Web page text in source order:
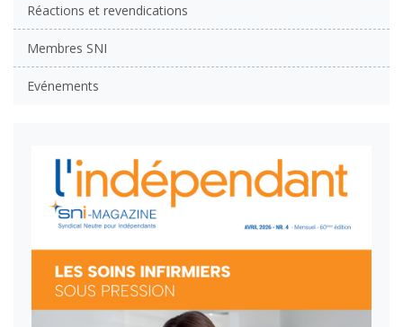
Réactions et revendications
Membres SNI
Evénements